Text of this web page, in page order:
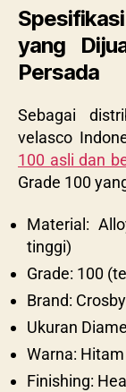
yang
Persada
Sebagai
velasco
100 asli dan
Grade 100
Material:
tinggi)
Grade: 100
Brand:
Ukuran
Warna:
Finishing: